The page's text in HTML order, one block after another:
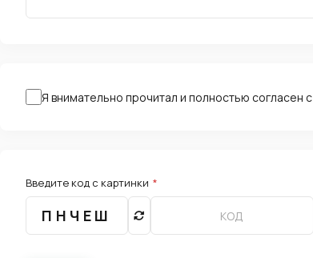
Я внимательно прочитал и полностью согласен с
Введите код с картинки *
ПНЧЕШ